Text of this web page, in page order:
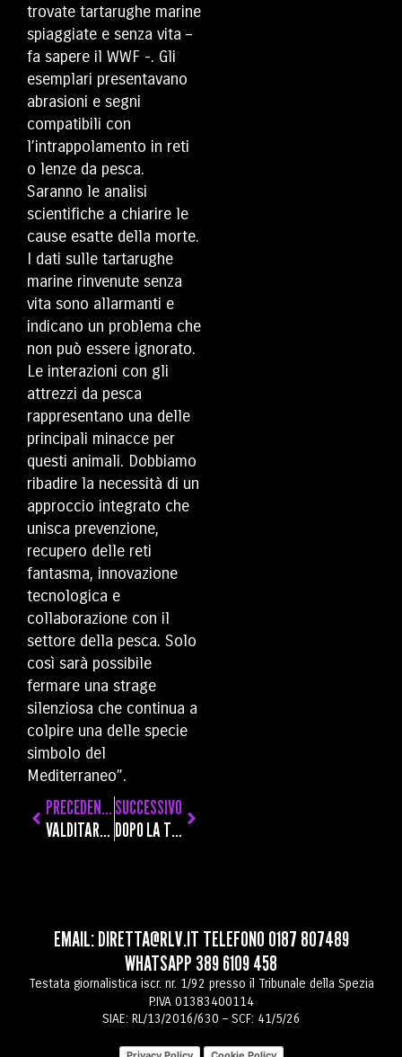
trovate tartarughe marine
spiaggiate e senza vita –
fa sapere il WWF -. Gli
esemplari presentavano
abrasioni e segni
compatibili con
l’intrappolamento in reti
o lenze da pesca.
Saranno le analisi
scientifiche a chiarire le
cause esatte della morte.
I dati sulle tartarughe
marine rinvenute senza
vita sono allarmanti e
indicano un problema che
non può essere ignorato.
Le interazioni con gli
attrezzi da pesca
rappresentano una delle
principali minacce per
questi animali. Dobbiamo
ribadire la necessità di un
approccio integrato che
unisca prevenzione,
recupero delle reti
fantasma, innovazione
tecnologica e
collaborazione con il
settore della pesca. Solo
così sarà possibile
fermare una strage
silenziosa che continua a
colpire una delle specie
simbolo del
Mediterraneo”.
PRECEDENTE
VALDITARA CHIAMA LA PRESIDE DEL CHIODO: “E’ MOLTO SCOSSA. METAL DETECTOR NELLE SCUOLE PIÙ A RISCHIO”
SUCCESSIVO
DOPO LA TRAGEDIA DIAMO UN NUOVO SIGNIFICATO ALLE RELAZIONI UMANE
EMAIL:DIRETTA@RLV.IT TELEFONO 0187 807489
WHATSAPP 389 6109 458
Testata giornalistica iscr. nr. 1/92 presso il Tribunale della Spezia
P.IVA 01383400114
SIAE: RL/13/2016/630 – SCF: 41/5/26